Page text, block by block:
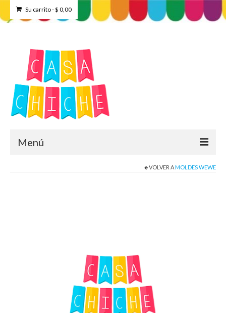
Su carrito-$ 0,00
Menú
VOLVER AMOLDES WEWE